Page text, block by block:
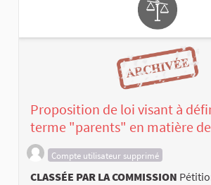
Proposition de loi visant à
terme "parents" en matière
Compte utilisateur supprimé
CLASSÉE PAR LA COMMISSION